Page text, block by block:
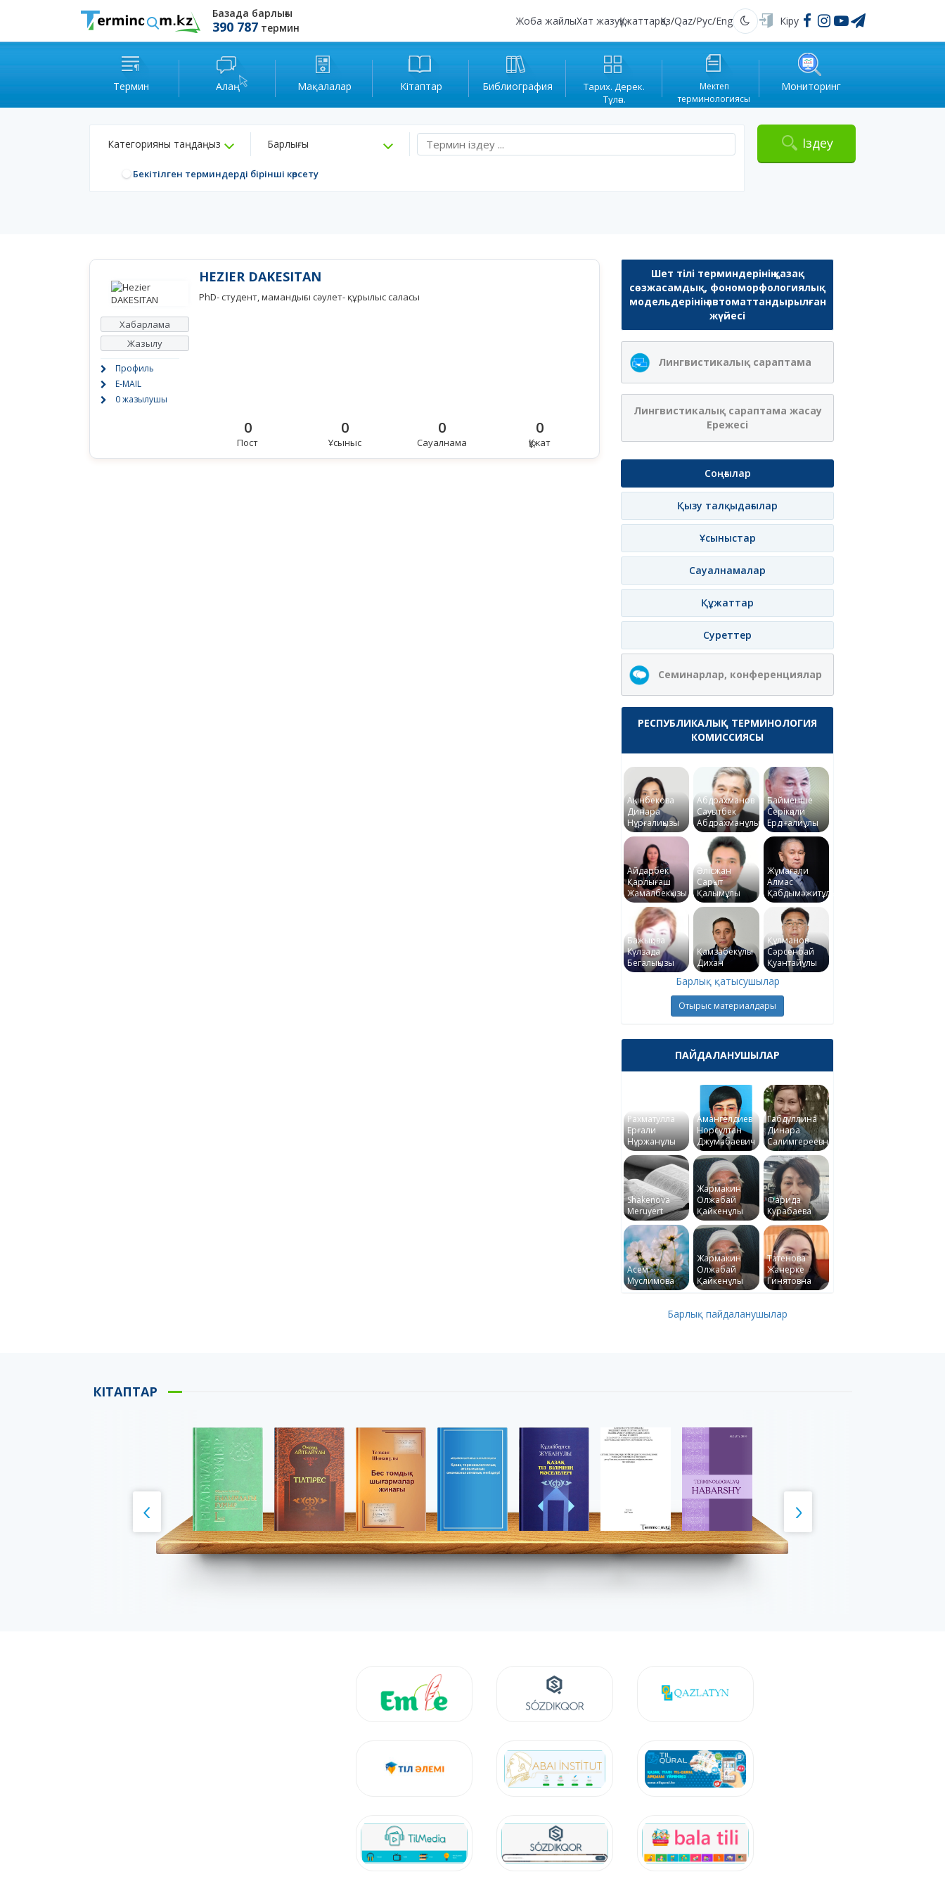
Базада барлығы
390 787 термин
Жоба жайлыХат жазуҚұжаттарҚаз/Qaz/Рус/Eng Қараңғы Кіру
Термин Алаң Мақалалар Кітаптар Библиография
Тарих. Дерек.
Тұлға.
Мектеп
терминологиясы
Мониторинг
Категорияны таңдаңыз Барлығы
Бекітілген терминдерді бірінші көрсету
Іздеу
Хабарлама
Жазылу
Профиль
E-MAIL
0 жазылушы
HEZIER DAKESITAN
PhD- студент, мамандығы сәулет- құрылыс саласы
0
Пост
0
Ұсыныс
0
Сауалнама
0
Құжат
Шет тілі терминдерінің қазақ
сөзжасамдық, фономорфологиялық
модельдерінің автоматтандырылған
жүйесі
Лингвистикалық сараптама
Лингвистикалық сараптама жасау
Ережесі
Соңғылар
Қызу талқыдағылар
Ұсыныстар
Сауалнамалар
Құжаттар
Суреттер
Семинарлар, конференциялар
РЕСПУБЛИКАЛЫҚ ТЕРМИНОЛОГИЯ
КОМИССИЯСЫ
Ақынбекова
Динара
Нұрғалиқызы
Абдрахманов
Сауытбек
Абдрахманұлы
Байменше
Серікқали
Ердіғалиұлы
Айдарбек
Қарлығаш
Жамалбекқызы
Әлісжан
Сарқыт
Қалымұлы
Жұмағали
Алмас
Қабдымәжитұлы
Бажықова
Күлзада
Бегалықызы
Қамзабекұлы
Дихан
Құлманов
Сәрсенбай
Қуантайұлы
Барлық қатысушылар
Отырыс материалдары
ПАЙДАЛАНУШЫЛАР
Рахматулла
Ерғали
Нұржанұлы
Амангелдиев
Норсултан
Джумабаевич
Габдуллина
Динара
Салимгереевна
Shakenova
Meruyert
Жармакин
Олжабай
Қайкенұлы
Фарида
Курабаева
Асем
Муслимова
Жармакин
Олжабай
Қайкенұлы
Татенова
Жанерке
Гинятовна
Барлық пайдаланушылар
КІТАПТАР